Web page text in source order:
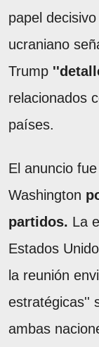
papel
ucraniano
Trump
relacionados
países.
El anuncio
Washington
partidos. La
Estados
la reunión
estratégicas''
ambas